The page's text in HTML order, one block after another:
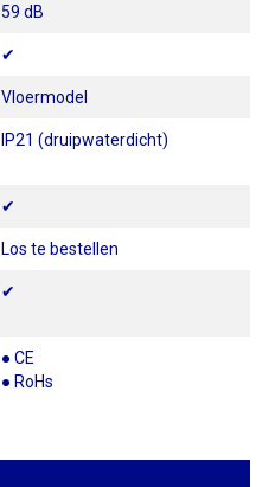
59 dB
✔
Vloermodel
IP21 (druipwaterdicht)
✔
Los te bestellen
✔
● CE
● RoHs